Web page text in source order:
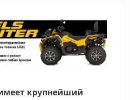
крупнейший